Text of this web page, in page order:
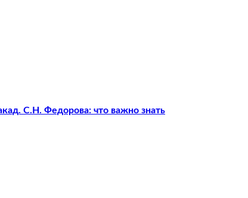
С.Н. Федорова: что важно знать